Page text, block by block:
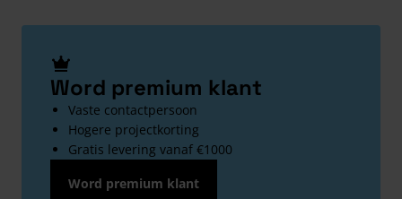
Word premium klant
Vaste contactpersoon
Hogere projectkorting
Gratis levering vanaf €1000
Word premium klant